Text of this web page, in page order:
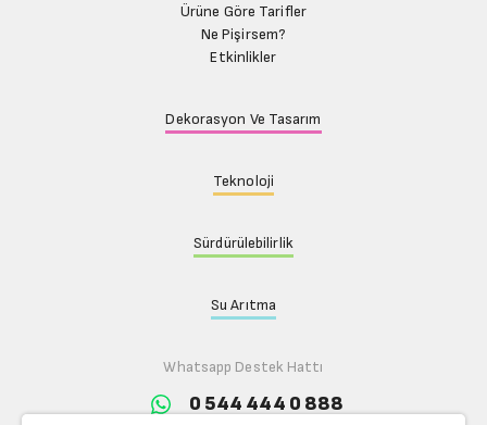
Ürüne Göre Tarifler
Ne Pişirsem?
Etkinlikler
Dekorasyon Ve Tasarım
Teknoloji
Sürdürülebilirlik
Su Arıtma
Whatsapp Destek Hattı
0 544 444 0 888